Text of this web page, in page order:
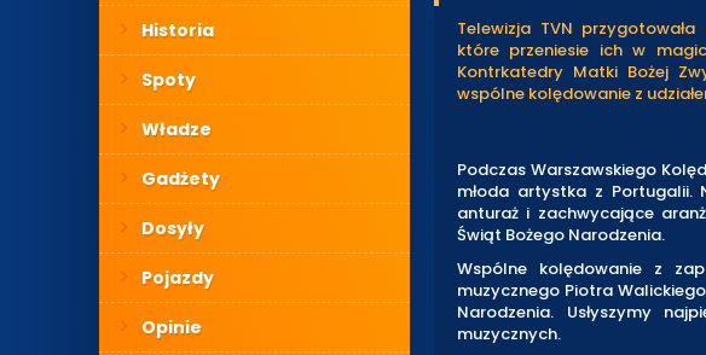
Historia
Spoty
Władze
Gadżety
Dosyły
Pojazdy
Opinie
Telewizja TVN
które przeniesie ich w
Kontrkatedry Matki Bożej
wspólne kolędowanie z
Podczas Warszawskiego
młoda artystka z Portugalii.
anturaż i zachwycające
Świąt Bożego Narodzenia.
Wspólne kolędowanie z
muzycznego Piotra
Narodzenia. Usłyszymy
muzycznych.